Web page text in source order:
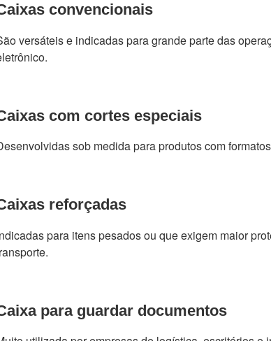
convencionais
versáteis e indicadas para grande parte das
com cortes especiais
sob medida para produtos com
reforçadas
para itens pesados ou que exigem maior
para guardar documentos